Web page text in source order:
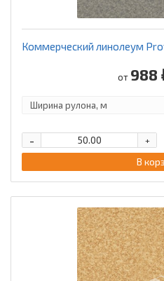
Коммерческий линолеум
от 988
+
-
В